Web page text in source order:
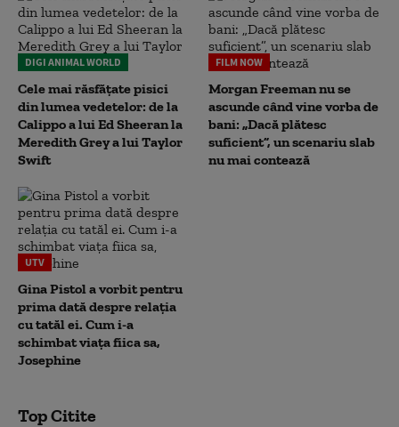
DIGI ANIMAL WORLD
Cele mai răsfățate pisici
din lumea vedetelor: de la
Calippo a lui Ed Sheeran la
Meredith Grey a lui Taylor
Swift
FILM NOW
Morgan Freeman nu se
ascunde când vine vorba de
bani: „Dacă plătesc
suficient”, un scenariu slab
nu mai contează
UTV
Gina Pistol a vorbit pentru
prima dată despre relația
cu tatăl ei. Cum i-a
schimbat viața fiica sa,
Josephine
Top Citite